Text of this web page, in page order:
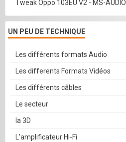
Tweak Oppo 103EU V2 - MS-AUDIO
UN PEU DE TECHNIQUE
Les différents formats Audio
Les differents Formats Vidéos
Les différents câbles
Le secteur
la 3D
L'amplificateur Hi-Fi